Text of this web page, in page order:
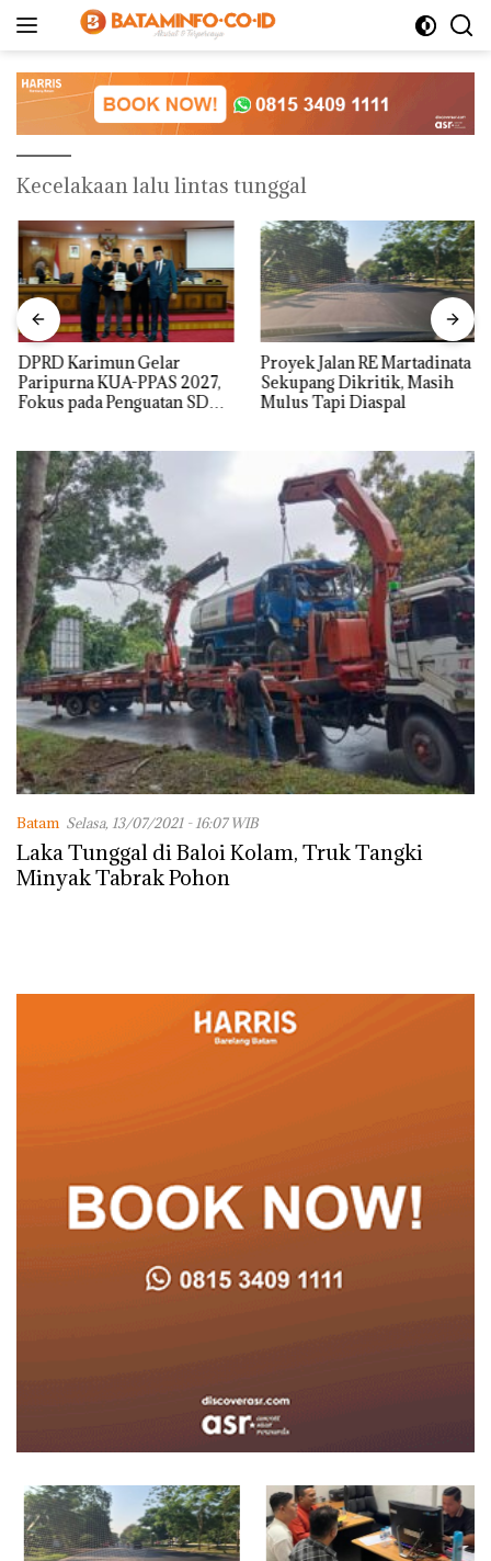
Kecelakaan lalu lintas tunggal
DPRD Karimun Gelar
Paripurna KUA-PPAS 2027,
Fokus pada Penguatan SDM,
Proyek Jalan RE Martadinata
Sekupang Dikritik, Masih
Mulus Tapi Diaspal
Batam Selasa, 13/07/2021 - 16:07 WIB
Laka Tunggal di Baloi Kolam, Truk Tangki
Minyak Tabrak Pohon